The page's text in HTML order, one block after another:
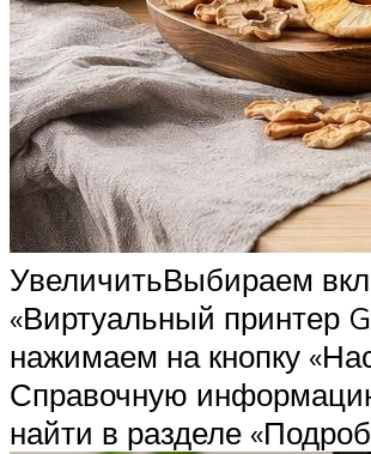
УвеличитьВыбираем
«Виртуальный принтер
нажимаем на кнопку
Справочную
найти в разделе